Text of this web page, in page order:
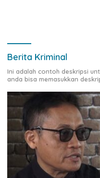
Berita Kriminal
Ini adalah contoh deskripsi
anda bisa memasukkan